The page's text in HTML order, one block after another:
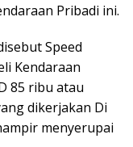
Pribadi ini.
Speed
Kendaraan
85 ribu atau
dikerjakan Di
menyerupai